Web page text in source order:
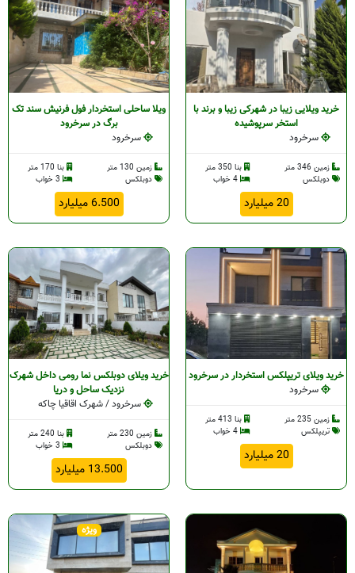
خرید ویلایی زیبا در شهرکی زیبا و برند با
استخر سرپوشیده
سرخرود
زمین 346 متر
بنا 350 متر
دوبلکس
20 میلیارد
ویلا ساحلی استخردار فول فرنیش سند تک
برگ در سرخرود
سرخرود
زمین 130 متر
بنا 170 متر
دوبلکس
6.500 میلیارد
خرید ویلای تریپلکس استخردار در سرخرود
سرخرود
زمین 235 متر
بنا 413 متر
تریپلکس
20 میلیارد
خرید ویلای دوبلکس نما رومی داخل شهرک
نزدیک ساحل و دریا
سرخرود / شهرک اقاقیا چاکه
زمین 230 متر
بنا 240 متر
دوبلکس
13.500 میلیارد
ویژه